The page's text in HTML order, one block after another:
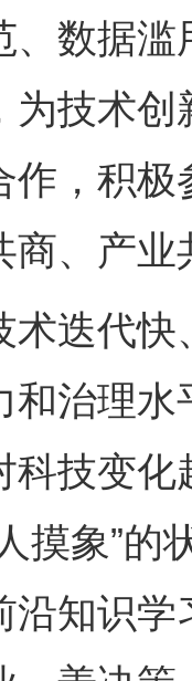
、数据
为技术
作，积
商、产业
迭代快
和治理
科技变
摸象”
沿知识